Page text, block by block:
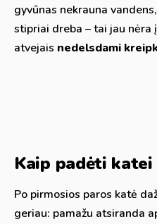
gyvūnas nekrauna
stipriai dreba – tai jau nėra
atvejais nedelsdami
Kaip padėti
Po pirmosios paros katė
geriau: pamažu atsiranda